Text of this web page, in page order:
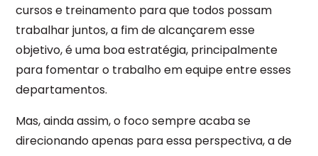
cursos e treinamento para que todos possam
trabalhar juntos, a fim de alcançarem esse
objetivo, é uma boa estratégia, principalmente
para fomentar o trabalho em equipe entre esses
departamentos.
Mas, ainda assim, o foco sempre acaba se
direcionando apenas para essa perspectiva, a de